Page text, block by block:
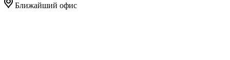
Ближайший офис